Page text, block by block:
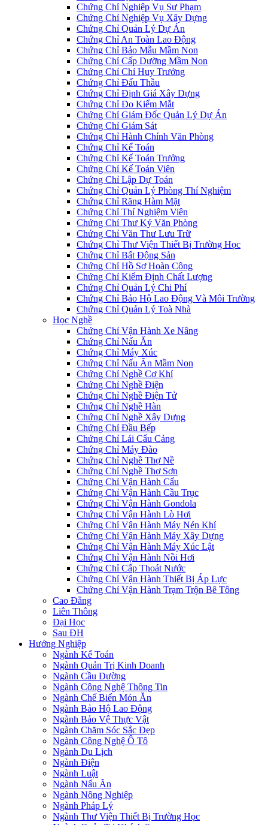
Chứng Chỉ Nghiệp Vụ Sư Phạm
Chứng Chỉ Nghiệp Vụ Xây Dựng
Chứng Chỉ Quản Lý Dự Án
Chứng Chỉ An Toàn Lao Động
Chứng Chỉ Bảo Mẫu Mầm Non
Chứng Chỉ Cấp Dưỡng Mầm Non
Chứng Chỉ Chỉ Huy Trưởng
Chứng Chỉ Đấu Thầu
Chứng Chỉ Định Giá Xây Dựng
Chứng Chỉ Đo Kiểm Mắt
Chứng Chỉ Giám Đốc Quản Lý Dự Án
Chứng Chỉ Giám Sát
Chứng Chỉ Hành Chính Văn Phòng
Chứng Chỉ Kế Toán
Chứng Chỉ Kế Toán Trưởng
Chứng Chỉ Kế Toán Viên
Chứng Chỉ Lập Dự Toán
Chứng Chỉ Quản Lý Phòng Thí Nghiệm
Chứng Chỉ Răng Hàm Mặt
Chứng Chỉ Thí Nghiệm Viên
Chứng Chỉ Thư Ký Văn Phòng
Chứng Chỉ Văn Thư Lưu Trữ
Chứng Chỉ Thư Viện Thiết Bị Trường Học
Chứng Chỉ Bất Động Sản
Chứng Chỉ Hồ Sơ Hoàn Công
Chứng Chỉ Kiểm Định Chất Lượng
Chứng Chỉ Quản Lý Chi Phí
Chứng Chỉ Bảo Hộ Lao Động Và Môi Trường
Chứng Chỉ Quản Lý Toà Nhà
Học Nghề
Chứng Chỉ Vận Hành Xe Nâng
Chứng Chỉ Nấu Ăn
Chứng Chỉ Máy Xúc
Chứng Chỉ Nấu Ăn Mầm Non
Chứng Chỉ Nghề Cơ Khí
Chứng Chỉ Nghề Điện
Chứng Chỉ Nghề Điện Tử
Chứng Chỉ Nghề Hàn
Chứng Chỉ Nghề Xây Dựng
Chứng Chỉ Đầu Bếp
Chứng Chỉ Lái Cẩu Cảng
Chứng Chỉ Máy Đào
Chứng Chỉ Nghề Thợ Nề
Chứng Chỉ Nghề Thợ Sơn
Chứng Chỉ Vận Hành Cẩu
Chứng Chỉ Vận Hành Cầu Trục
Chứng Chỉ Vận Hành Gondola
Chứng Chỉ Vận Hành Lò Hơi
Chứng Chỉ Vận Hành Máy Nén Khí
Chứng Chỉ Vận Hành Máy Xây Dựng
Chứng Chỉ Vận Hành Máy Xúc Lật
Chứng Chỉ Vận Hành Nồi Hơi
Chứng Chỉ Cấp Thoát Nước
Chứng Chỉ Vận Hành Thiết Bị Áp Lực
Chứng Chỉ Vận Hành Trạm Trộn Bê Tông
Cao Đẳng
Liên Thông
Đại Học
Sau ĐH
Hướng Nghiệp
Ngành Kế Toán
Ngành Quản Trị Kinh Doanh
Ngành Cầu Đường
Ngành Công Nghệ Thông Tin
Ngành Chế Biến Món Ăn
Ngành Bảo Hộ Lao Động
Ngành Bảo Vệ Thực Vật
Ngành Chăm Sóc Sắc Đẹp
Ngành Công Nghệ Ô Tô
Ngành Du Lịch
Ngành Điện
Ngành Luật
Ngành Nấu Ăn
Ngành Nông Nghiệp
Ngành Pháp Lý
Ngành Thư Viện Thiết Bị Trường Học